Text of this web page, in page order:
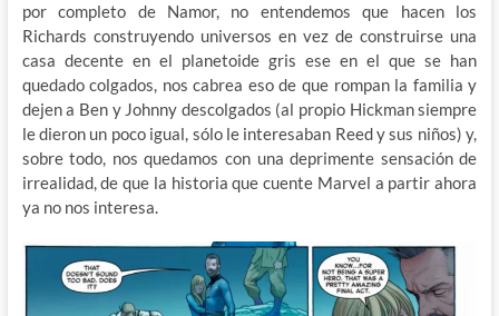
por completo de Namor, no entendemos que hacen los
Richards construyendo universos en vez de construirse una
casa decente en el planetoide gris ese en el que se han
quedado colgados, nos cabrea eso de que rompan la familia y
dejen a Ben y Johnny descolgados (al propio Hickman siempre
le dieron un poco igual, sólo le interesaban Reed y sus niños) y,
sobre todo, nos quedamos con una deprimente sensación de
irrealidad, de que la historia que cuente Marvel a partir ahora
ya no nos interesa.